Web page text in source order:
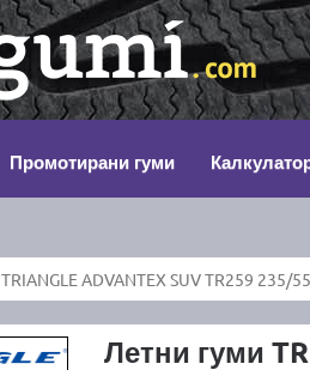
Промотирани гуми
TRIANGLE ADVANTEX SUV TR259 235/
Летни гуми